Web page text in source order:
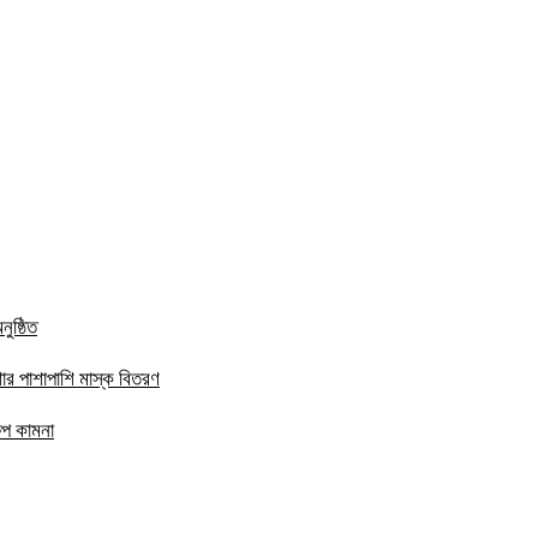
পাশাপাশি মাস্ক বিতরণ
কামনা